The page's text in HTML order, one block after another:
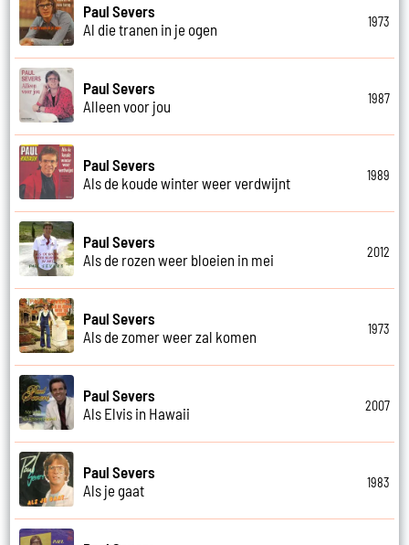
Paul Severs
Al die tranen in je ogen
1973
Paul Severs
Alleen voor jou
1987
Paul Severs
Als de koude winter weer verdwijnt
1989
Paul Severs
Als de rozen weer bloeien in mei
2012
Paul Severs
Als de zomer weer zal komen
1973
Paul Severs
Als Elvis in Hawaii
2007
Paul Severs
Als je gaat
1983